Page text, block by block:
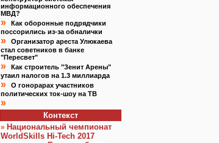
информационного обеспечения
МВД?
»
Как оборонные подрядчики
поссорились из-за обналички
»
Организатор ареста Улюкаева
стал советников в банке
"Пересвет"
»
Как строитель "Зенит Арены"
утаил налогов на 1.3 миллиарда
»
О гонорарах участников
политических ток-шоу на ТВ
»
Контекст
» Национальный чемпионат
WorldSkills Hi-Tech 2017